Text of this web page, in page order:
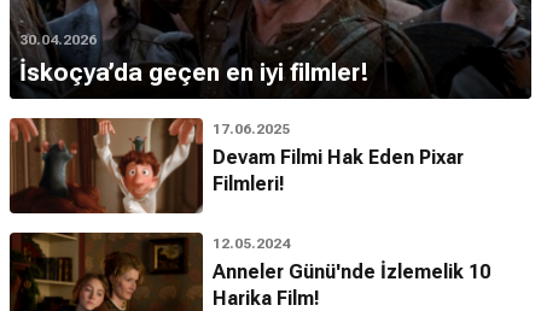
30.04.2026
İskoçya’da geçen en iyi filmler!
17.06.2025
Devam Filmi Hak Eden Pixar
Filmleri!
12.05.2024
Anneler Günü'nde İzlemelik 10
Harika Film!